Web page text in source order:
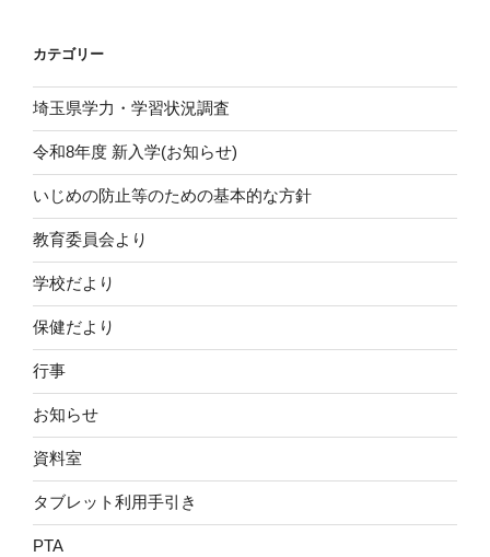
カテゴリー
埼玉県学力・学習状況調査
令和8年度 新入学(お知らせ)
いじめの防止等のための基本的な方針
教育委員会より
学校だより
保健だより
行事
お知らせ
資料室
タブレット利用手引き
PTA